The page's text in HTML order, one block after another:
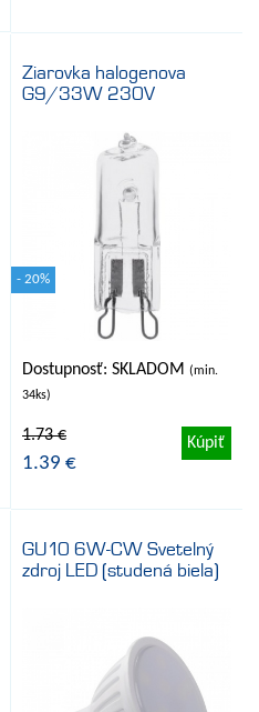
Ziarovka halogenova
G9/33W 230V
- 20%
Dostupnosť: SKLADOM (min.
34ks)
1.73 €
1.39 €
Kúpiť
GU10 6W-CW Svetelný
zdroj LED (studená biela)